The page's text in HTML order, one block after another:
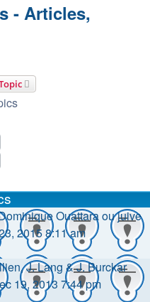
- Articles,
search
Ouattara ou juive
2015 8:11 am
J. Lang & J. Burckar
19, 2013 7:44 pm